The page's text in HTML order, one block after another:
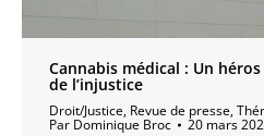
Cannabis médical : Un
de l’injustice
Droit/Justice, Revue de presse,
Par Dominique Broc 20 mars